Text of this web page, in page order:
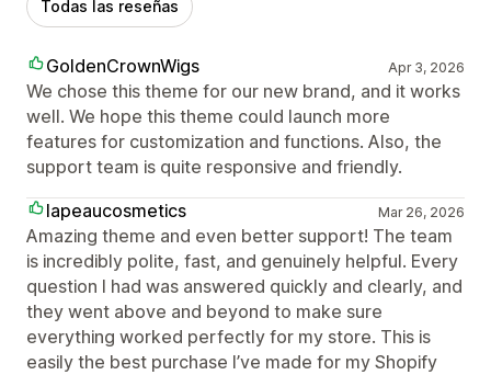
Todas las reseñas
GoldenCrownWigs Apr 3, 2026
We chose this theme for our new brand, and it works
well. We hope this theme could launch more
features for customization and functions. Also, the
support team is quite responsive and friendly.
lapeaucosmetics
Mar 26, 2026
Amazing theme and even better support! The team
is incredibly polite, fast, and genuinely helpful. Every
question I had was answered quickly and clearly, and
they went above and beyond to make sure
everything worked perfectly for my store. This is
easily the best purchase I’ve made for my Shopify